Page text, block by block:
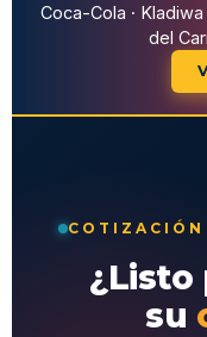
Coca-Cola · Kladiwa
del
¿Listo
su